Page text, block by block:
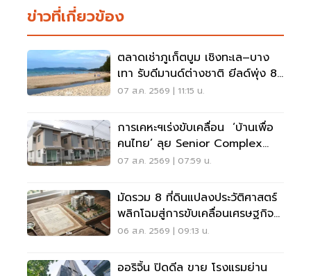
ข่าวที่เกี่ยวข้อง
ตลาดเช่าภูเก็ตบูม เชิงทะเล–บาง
เทา รับดีมานด์ต่างชาติ ยีลด์พุ่ง 8-
12%
07 ส.ค. 2569 | 11:15 น.
การเคหะฯเร่งขับเคลื่อน ‘บ้านเพื่อ
คนไทย’ ลุย Senior Complex
ฟื้นฟูเมือง
07 ส.ค. 2569 | 07:59 น.
มัดรวม 8 ที่ดินแปลงประวัติศาสตร์
พลิกโฉมสู่การขับเคลื่อนเศรษฐกิจ
เมือง
06 ส.ค. 2569 | 09:13 น.
ออริจิ้น ปิดดีล ขาย โรงแรมย่าน